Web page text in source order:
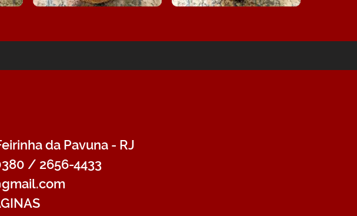
da Pavuna - RJ
/ 2656-4433